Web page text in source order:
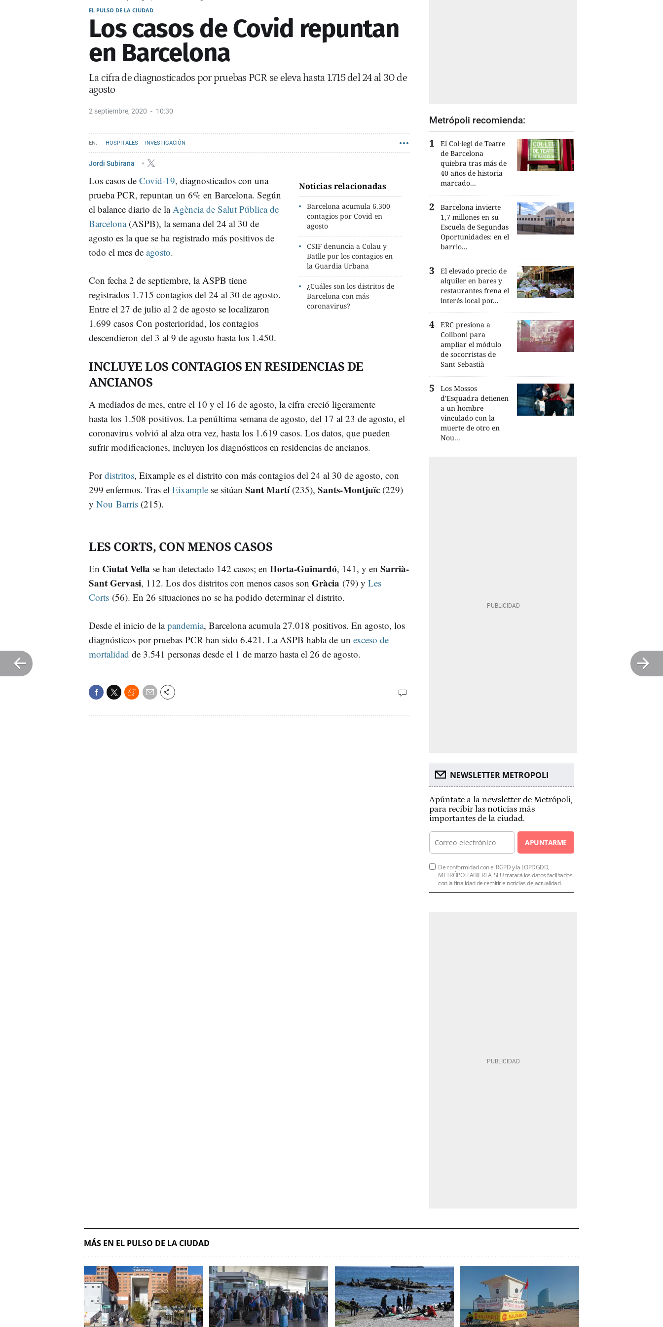
EL PULSO DE LA CIUDAD
Los casos de Covid repuntan
en Barcelona
La cifra de diagnosticados por pruebas PCR se eleva hasta 1.715 del 24 al 30 de
agosto
2 septiembre, 2020 10:30
HOSPITALES INVESTIGACIÓN
Jordi Subirana
Noticias relacionadas
Barcelona acumula 6.300
contagios por Covid en
agosto
CSIF denuncia a Colau y
Batlle por los contagios en
la Guardia Urbana
¿Cuáles son los distritos de
Barcelona con más
coronavirus?
Los casos de Covid-19, diagnosticados con una
prueba PCR, repuntan un 6% en Barcelona. Según
el balance diario de la Agència de Salut Pública de
Barcelona(ASPB), la semana del 24 al 30 de
agosto es la que se ha registrado más positivos de
todo el mes de agosto.
Con fecha 2 de septiembre, la ASPB tiene
registrados 1.715 contagios del 24 al 30 de agosto.
Entre el 27 de julio al 2 de agosto se localizaron
1.699 casos Con posterioridad, los contagios
descendieron del 3 al 9 de agosto hasta los 1.450.
INCLUYE LOS CONTAGIOS EN RESIDENCIAS DE
ANCIANOS
A mediados de mes, entre el 10 y el 16 de agosto, la cifra creció ligeramente
hasta los 1.508 positivos. La penúltima semana de agosto, del 17 al 23 de agosto, el
coronavirus volvió al alza otra vez, hasta los 1.619 casos. Los datos, que pueden
sufrir modificaciones, incluyen los diagnósticos en residencias de ancianos.
Pordistritos, Eixample es el distrito con más contagios del 24 al 30 de agosto, con
299 enfermos. Tras el Eixample se sitúan Sant Martí(235), Sants-Montjuïc (229)
y Nou Barris (215).
LES CORTS, CON MENOS CASOS
En Ciutat Vella se han detectado 142 casos; en Horta-Guinardó, 141, y en Sarrià-
Sant Gervasi, 112. Los dos distritos con menos casos son Gràcia (79) y Les
Corts (56). En 26 situaciones no se ha podido determinar el distrito.
Desde el inicio de lapandemia, Barcelona acumula 27.018 positivos. En agosto, los
diagnósticos por pruebas PCR han sido 6.421. La ASPB habla de un exceso de
mortalidad de 3.541 personas desde el 1 de marzo hasta el 26 de agosto.
Metrópoli recomienda:
El Col·legi de Teatre
de Barcelona
quiebra tras más de
40 años de historia
marcado...
Barcelona invierte
1,7 millones en su
Escuela de Segundas
Oportunidades: en el
barrio...
El elevado precio de
alquiler en bares y
restaurantes frena el
interés local por...
ERC presiona a
Collboni para
ampliar el módulo
de socorristas de
Sant Sebastià
Los Mossos
d'Esquadra detienen
a un hombre
vinculado con la
muerte de otro en
Nou...
NEWSLETTER METROPOLI
Apúntate a la newsletter de Metrópoli,
para recibir las noticias más
importantes de la ciudad.
APUNTARME
De conformidad con el RGPD y la LOPDGDD,
METRÓPOLI ABIERTA, SLU tratará los datos facilitados
con la finalidad de remitirle noticias de actualidad.
MÁS EN EL PULSO DE LA CIUDAD